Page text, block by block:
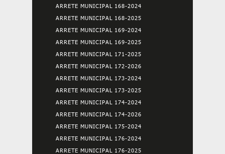
ARRETE MUNICIPAL 168-2024
ARRETE MUNICIPAL 168-2025
ARRETE MUNICIPAL 169-2024
ARRETE MUNICIPAL 169-2025
ARRETE MUNICIPAL 171-2025
ARRETE MUNICIPAL 172-2026
ARRETE MUNICIPAL 173-2024
ARRETE MUNICIPAL 173-2025
ARRETE MUNICIPAL 174-2024
ARRETE MUNICIPAL 174-2026
ARRETE MUNICIPAL 175-2024
ARRETE MUNICIPAL 176-2024
ARRETE MUNICIPAL 176-2025